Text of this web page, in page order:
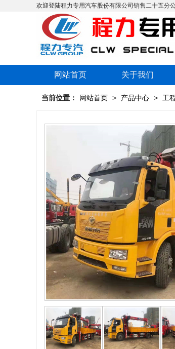
欢迎登陆程力专用汽车股份有限公司销售二十五分
网站首页 关于我们
当前位置： 网站首页 > 产品中心 > 工